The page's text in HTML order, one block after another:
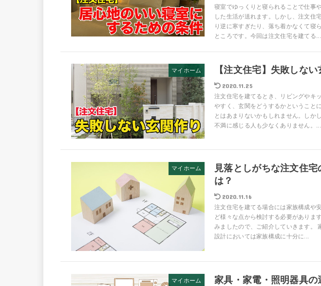
寝室でゆっくりと寝られることで仕事
した生活が送れます。しかし、注文住
り逆に寒すぎたり、落ち着かなくて寝
ところです。今回は注文住宅を建てる...
マイホーム 【注文住宅】失敗しない
2020.11.25
注文住宅を建てるとき、リビングやキ
やすく、玄関をどうするかということ
とはあまりないかもしれません。しか
不満に感じる人も少なくありません。...
マイホーム
見落としがちな注文住宅
は？
2020.11.16
注文住宅を建てる場合には家族構成や
ど様々な点から検討する必要がありま
みましたので、ご紹介していきます。
設計においては家族構成に十分に...
マイホーム 家具・家電・照明器具の